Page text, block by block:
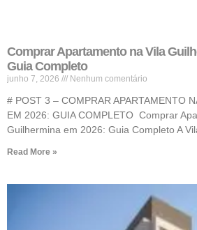
Comprar Apartamento na Vila
Guia Completo
junho 7, 2026 Nenhum comentário
# POST 3 – COMPRAR APARTAMENTO
EM 2026: GUIA COMPLETO Comprar
Guilhermina em 2026: Guia Completo A
Read More »